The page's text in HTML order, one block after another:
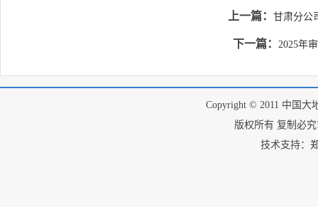
上一篇： 甘肃分公
下一篇： 2025年
Copyright © 2011 中国大
版权所有 复制必
技术支持：